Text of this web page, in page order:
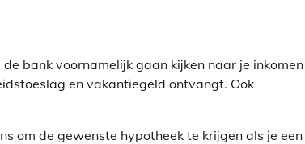
bank voornamelijk gaan kijken naar je
en vakantiegeld ontvangt. Ook
om de gewenste hypotheek te krijgen als je een